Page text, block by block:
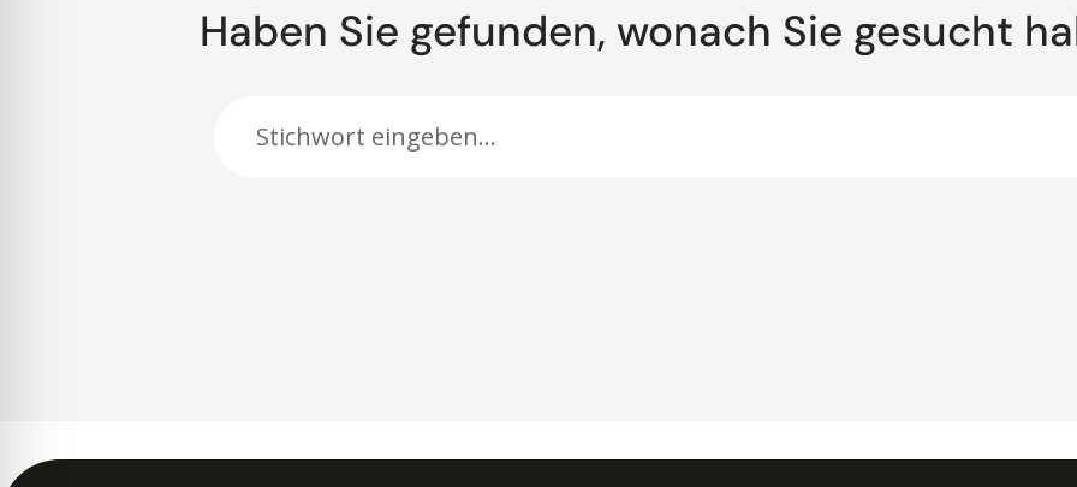
Haben Sie gefunden, wonach Sie gesucht